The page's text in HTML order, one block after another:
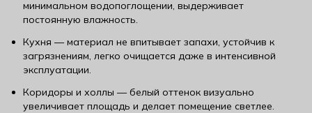
минимальном водопоглощении, выдерживает
постоянную влажность.
Кухня — материал не впитывает запахи, устойчив к
загрязнениям, легко очищается даже в интенсивной
эксплуатации.
Коридоры и холлы — белый оттенок визуально
увеличивает площадь и делает помещение светлее.